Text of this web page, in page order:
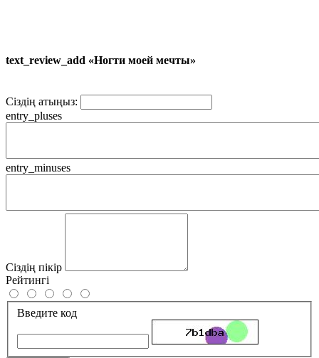
text_review_add «Ногти моей мечты»
Сіздің атыңыз:
entry_pluses
entry_minuses
Сіздің пікір
Рейтингі
Введите код